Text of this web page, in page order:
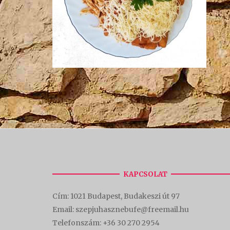
KAPCSOLAT
Cím: 1021 Budapest, Budakeszi út 97
Email: szepjuhasznebufe@freemail.hu
Telefonszám: +36 30 270 2954